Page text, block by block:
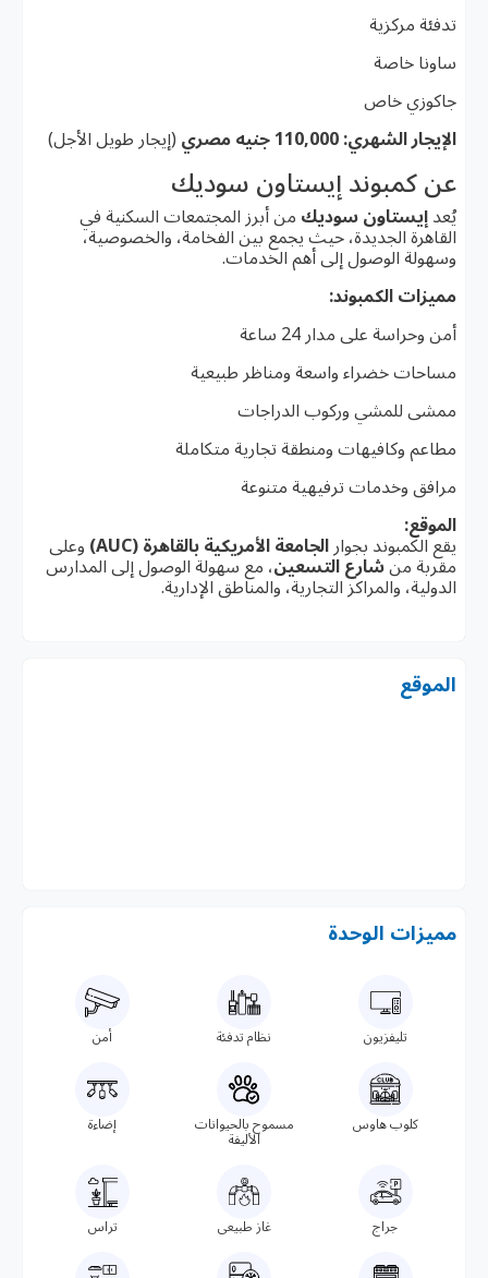
تدفئة مركزية
ساونا خاصة
جاكوزي خاص
الإيجار الشهري: 110,000 جنيه مصري (إيجار طويل الأجل)
عن كمبوند إيستاون سوديك
يُعدإيستاون سوديك من أبرز المجتمعات السكنية في
القاهرة الجديدة، حيث يجمع بين الفخامة، والخصوصية،
وسهولة الوصول إلى أهم الخدمات.
مميزات الكمبوند:
أمن وحراسة على مدار 24 ساعة
مساحات خضراء واسعة ومناظر طبيعية
ممشى للمشي وركوب الدراجات
مطاعم وكافيهات ومنطقة تجارية متكاملة
مرافق وخدمات ترفيهية متنوعة
الموقع:
يقع الكمبوند بجوارالجامعة الأمريكية بالقاهرة (AUC)
وعلى
مقربة منشارع التسعين، مع سهولة الوصول إلى المدارس
الدولية، والمراكز التجارية، والمناطق الإدارية.
الموقع
مميزات الوحدة
تليفزيون نظام تدفئة أمن
كلوب هاوس
مسموح بالحيوانات
الأليفة
إضاءة
جراج غاز طبيعى تراس